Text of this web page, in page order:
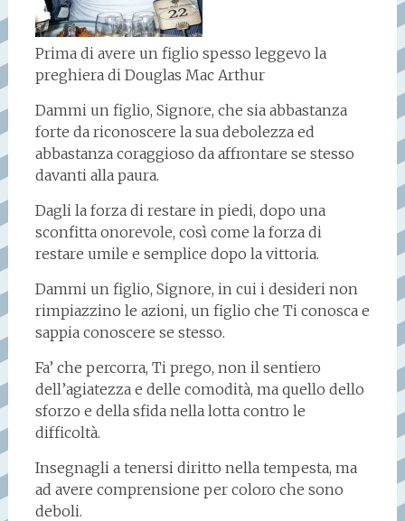
Prima di avere un figlio spesso leggevo la
preghiera di Douglas Mac Arthur
Dammi un figlio, Signore, che sia abbastanza
forte da riconoscere la sua debolezza ed
abbastanza coraggioso da affrontare se stesso
davanti alla paura.
Dagli la forza di restare in piedi, dopo una
sconfitta onorevole, così come la forza di
restare umile e semplice dopo la vittoria.
Dammi un figlio, Signore, in cui i desideri non
rimpiazzino le azioni, un figlio che Ti conosca e
sappia conoscere se stesso.
Fa’ che percorra, Ti prego, non il sentiero
dell’agiatezza e delle comodità, ma quello dello
sforzo e della sfida nella lotta contro le
difficoltà.
Insegnagli a tenersi diritto nella tempesta, ma
ad avere comprensione per coloro che sono
deboli.